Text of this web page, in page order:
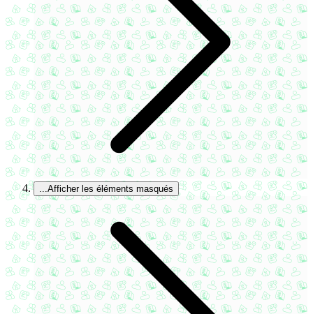
Afficher les éléments masqués